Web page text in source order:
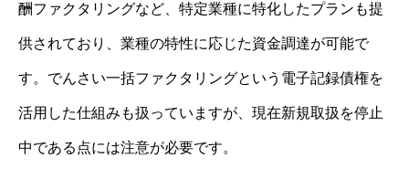
酬ファクタリングなど、特定業種に特化したプランも提
供されており、業種の特性に応じた資金調達が可能で
す。でんさい一括ファクタリングという電子記録債権を
活用した仕組みも扱っていますが、現在新規取扱を停止
中である点には注意が必要です。